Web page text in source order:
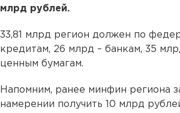
млрд рублей.
33,81 млрд регион должен по
кредитам, 26 млрд – банкам, 35
ценным бумагам.
Напомним, ранее минфин региона
намерении получить 10 млрд